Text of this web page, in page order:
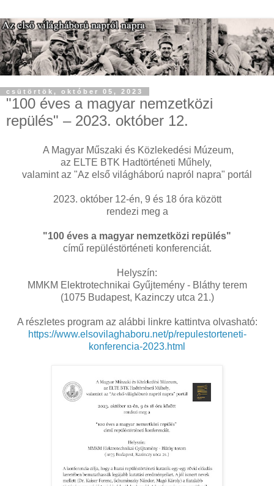
csütörtök, október 05, 2023
"100 éves a magyar nemzetközi
repülés" – 2023. október 12.
A Magyar Műszaki és Közlekedési Múzeum,
az ELTE BTK Hadtörténeti Műhely,
valamint az "Az első világháború napról napra" portál
2023. október 12-én, 9 és 18 óra között
rendezi meg a
"100 éves a magyar nemzetközi repülés"
című repüléstörténeti konferenciát.
Helyszín:
MMKM Elektrotechnikai Gyűjtemény - Bláthy terem
(1075 Budapest, Kazinczy utca 21.)
A részletes program az alábbi linkre kattintva olvasható:
https://www.elsovilaghaboru.net/p/repulestorteneti-
konferencia-2023.html